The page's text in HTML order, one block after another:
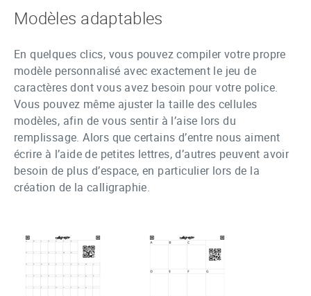
Modèles adaptables
En quelques clics, vous pouvez compiler votre propre
modèle personnalisé avec exactement le jeu de
caractères dont vous avez besoin pour votre police.
Vous pouvez même ajuster la taille des cellules
modèles, afin de vous sentir à l’aise lors du
remplissage. Alors que certains d’entre nous aiment
écrire à l’aide de petites lettres, d’autres peuvent avoir
besoin de plus d’espace, en particulier lors de la
création de la calligraphie.